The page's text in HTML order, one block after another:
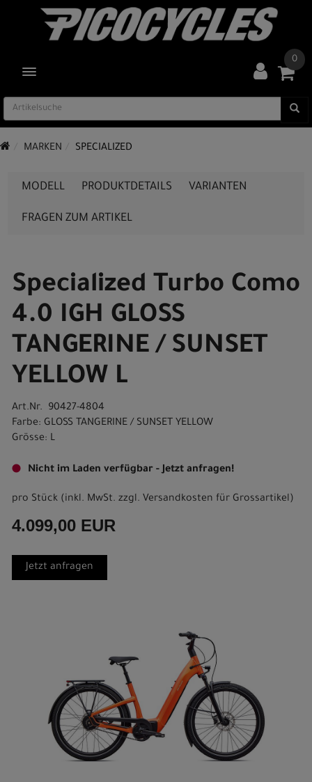
TOGGLE NAVIGATION
0
MARKEN SPECIALIZED
MODELL PRODUKTDETAILS VARIANTEN
FRAGEN ZUM ARTIKEL
Specialized Turbo Como
4.0 IGH GLOSS
TANGERINE / SUNSET
YELLOW L
Art.Nr. 90427-4804
Farbe: GLOSS TANGERINE / SUNSET YELLOW
Grösse: L
Nicht im Laden verfügbar - Jetzt anfragen!
pro Stück (inkl. MwSt. zzgl. Versandkosten für Grossartikel)
4.099,00 EUR
Jetzt anfragen